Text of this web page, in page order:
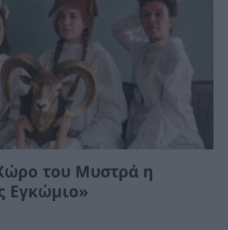
του Μυστρά η
Εγκώμιο»